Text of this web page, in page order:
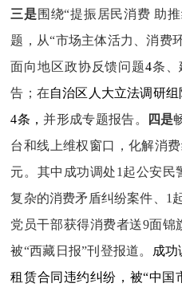
三是围绕“提振居民消费 助
题，从“市场主体活力、消费
面向地区政协反馈问题4条、
告；在自治区人大立法调研
4条 ，并形成专题报告。 四是
台和线上维权窗口，化解消
元。 其中 成功调处1起公安民
复杂的消费矛盾纠纷案件 1
党员干部获得消费者送9面锦
被“西藏日报”刊登报道。
成
租赁合同违约纠纷，被“中国